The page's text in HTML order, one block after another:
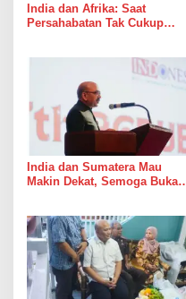
India dan Afrika: Saat
Persahabatan Tak Cukup
India dan Sumatera Mau
Makin Dekat, Semoga Bukan